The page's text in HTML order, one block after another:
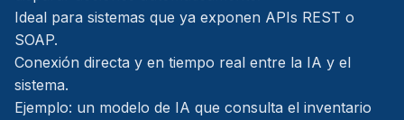
Ideal para sistemas que ya exponen APIs REST o
SOAP.
Conexión directa y en tiempo real entre la IA y el
sistema.
Ejemplo: un modelo de IA que consulta el inventario